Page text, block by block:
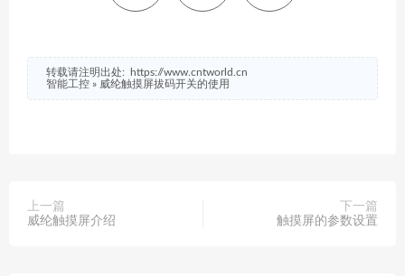
转载请注明出处:
https://www.cntworld.cn
智能工控 » 威纶触摸屏拔码开关的使用
上一篇
威纶触摸屏介绍
下一篇
触摸屏的参数设置